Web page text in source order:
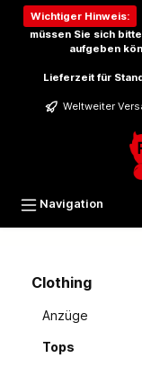
springen
Wichtiger Hinweis:
müssen Sie sich bitte
aufgeben
Lieferzeit für
Weltweiter
Navigation
Clothing
Anzüge
Tops